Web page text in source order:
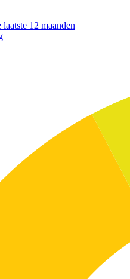
12 maanden